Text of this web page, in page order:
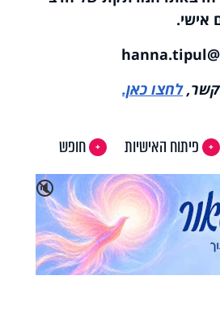
אישי.
קשר,לחצו כאן.
פיתוח האישיות
חופש
🔇